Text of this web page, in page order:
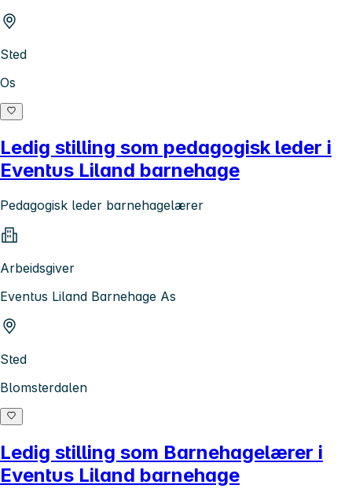
Sted
Os
Ledig stilling som pedagogisk leder i
Eventus Liland barnehage
Pedagogisk leder barnehagelærer
Arbeidsgiver
Eventus Liland Barnehage As
Sted
Blomsterdalen
Ledig stilling som Barnehagelærer i
Eventus Liland barnehage